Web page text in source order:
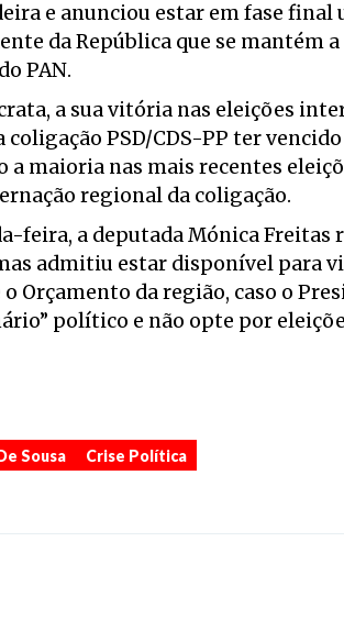
e anunciou estar em fase final
da República que se mantém
PAN.
a sua vitória nas eleições
coligação PSD/CDS-PP ter
a maioria nas mais recentes
regional da coligação.
feira, a deputada Mónica Freitas
admitiu estar disponível para
Orçamento da região, caso o
político e não opte por
Sousa Crise Política